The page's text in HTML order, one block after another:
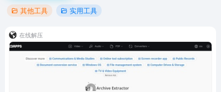
其他工具 实用工具
在线解压